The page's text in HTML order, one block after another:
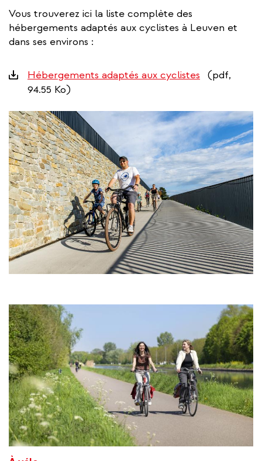
Vous trouverez ici la liste complète des
hébergements adaptés aux cyclistes à Leuven et
dans ses environs :
Downloads
Hébergements adaptés aux cyclistes
(pdf,
94.55 Ko)